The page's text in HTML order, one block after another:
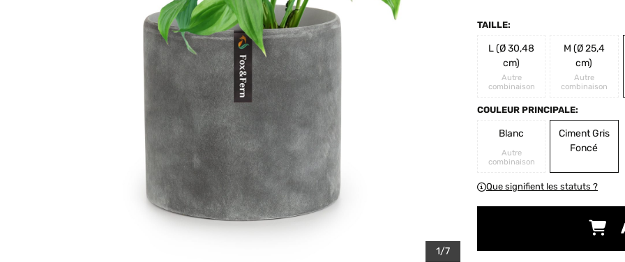
1/7
TAILLE:
L (Ø 30,48
cm)
Autre
combinaison
M (Ø 25,4
cm)
Autre
combinaison
COULEUR PRINCIPALE:
Blanc
Autre
combinaison
Ciment Gris
Foncé
Que signifient les statuts ?